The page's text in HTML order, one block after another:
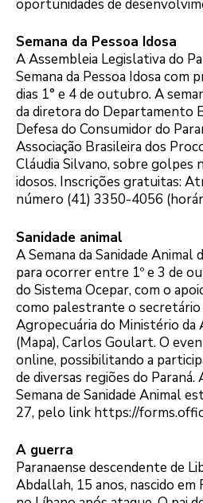
oportunidades de
Semana da Pessoa Idosa
A Assembleia Legislativa do
Semana da Pessoa Idosa com
dias 1° e 4 de outubro. A
da diretora do Departamento
Defesa do Consumidor do
Associação Brasileira dos
Cláudia Silvano, sobre golpes
idosos. Inscrições gratuitas:
número (41) 3350-4056
Sanidade animal
A Semana da Sanidade Animal
para ocorrer entre 1º e 3 de
do Sistema Ocepar, com o
como palestrante o secretário
Agropecuária do Ministério
(Mapa), Carlos Goulart. O
online, possibilitando a
de diversas regiões do Paraná.
Semana de Sanidade Animal
27, pelo link https://
A guerra
Paranaense descendente de
Abdallah, 15 anos, nascido